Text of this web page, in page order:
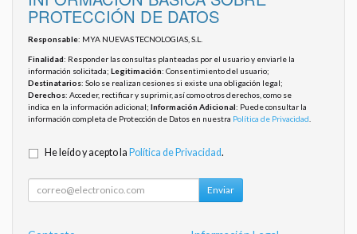
PROTECCIÓN DE DATOS
Responsable: MYA NUEVAS TECNOLOGIAS, S.L.
Finalidad: Responder las consultas planteadas por el usuario y enviarle la
información solicitada; Legitimación: Consentimiento del usuario;
Destinatarios: Solo se realizan cesiones si existe una obligación legal;
Derechos: Acceder, rectificar y suprimir, así como otros derechos, como se
indica en la información adicional; Información Adicional: Puede consultar la
información completa de Protección de Datos en nuestra Política de Privacidad
He leído y acepto la Política de Privacidad.
Enviar